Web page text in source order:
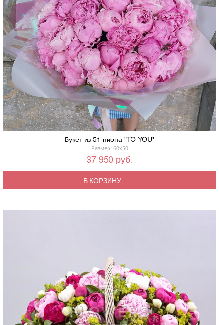
Букет из 51 пиона "TO YOU"
Размер: 60x50
37 950 руб.
В КОРЗИНУ